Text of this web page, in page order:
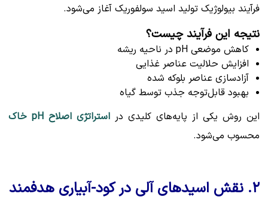
فرآیند بیولوژیک تولید اسید سولفوریک آغاز می‌شود.
نتیجه این فرآیند چیست؟
کاهش موضعی pH در ناحیه ریشه
افزایش حلالیت عناصر غذایی
آزادسازی عناصر بلوکه شده
بهبود قابل‌توجه جذب توسط گیاه
این روش یکی از پایه‌های کلیدی در استراتژی اصلاح pH خاک
محسوب می‌شود.
۲. نقش اسیدهای آلی در کود-آبیاری هدفمند